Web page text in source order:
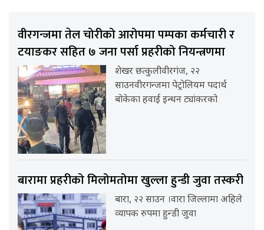
वीरगन्जमा तेल चोरीको आरोपमा पम्पका कर्मचारी र
टयाङकर सहित ७ जना पर्सा प्रहरीको नियन्त्रणमा
शेखर छत्कुलीवीरगंज, २२
साउनवीरगन्जमा पेट्रोलियम पदार्थ
बोकेका हवाई इन्धन ट्यांकरको
बारामा प्रहरीको मिलोमतोमा खुल्ला हुन्डी जुवा तस्करी
बारा, २२ साउन ।वारा जिल्लामा अहिले
व्यापक रुपमा हुन्डी जुवा